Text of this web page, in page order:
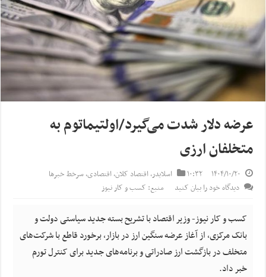
عرضه دلار شدت می‌گیرد/اولتیماتوم به
متخلفان ارزی
۱۴۰۴/۱۰/۲۰ ۱۰:۳۲ اسلایدر,اقتصاد کلان,اقتصادی,سرخط خبرها
دیدگاه خود را بیان کنید
منبع: کسب و کار نیوز
کسب و کار نیوز- وزیر اقتصاد با تشریح بسته جدید سیاستی دولت و
بانک مرکزی، از آغاز عرضه سنگین ارز در بازار، برخورد قاطع با شرکت‌های
متخلف در بازگشت ارز صادراتی و برنامه‌های جدید برای کنترل تورم
خبر داد.